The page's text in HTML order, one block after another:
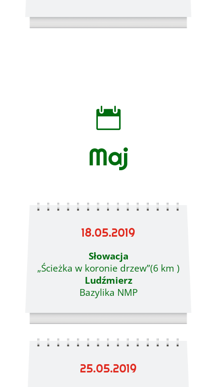

Maj
18.05.2019
Słowacja
„Ścieżka w koronie drzew”(6 km )
Ludźmierz
Bazylika NMP
25.05.2019